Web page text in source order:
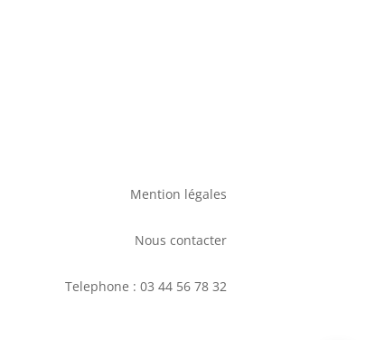
Mention légales
Nous contacter
Telephone : 03 44 56 78 32